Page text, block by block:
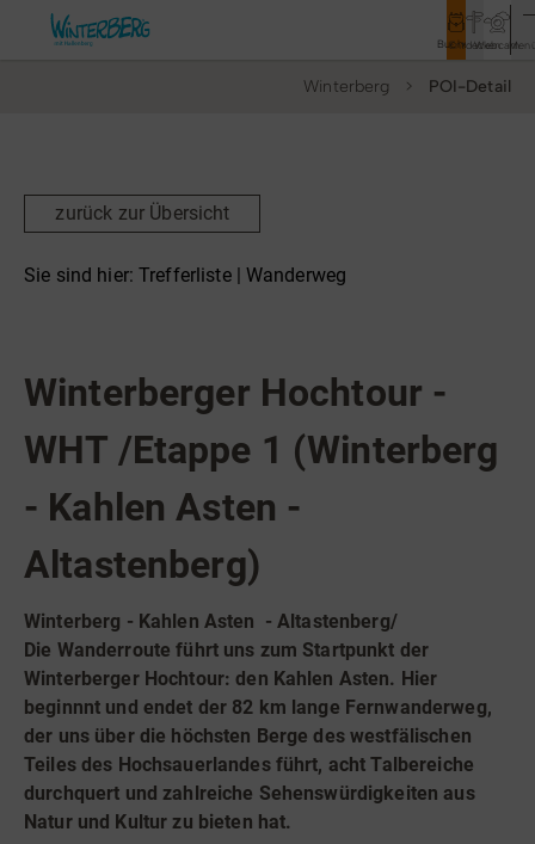
Buchen
Entdecken
Webcam
Rathaus
Vor Ort & Aktuelles
Veranstaltungen
Wandern
Tourist-Information
Winterberg POI-Detail
zurück zur Übersicht
Sie sind hier: Trefferliste | Wanderweg
Winterberger Hochtour -
WHT /Etappe 1 (Winterberg
- Kahlen Asten -
Altastenberg)
Winterberg - Kahlen Asten - Altastenberg/
Die Wanderroute führt uns zum Startpunkt der
Winterberger Hochtour: den Kahlen Asten. Hier
beginnnt und endet der 82 km lange Fernwanderweg,
der uns über die höchsten Berge des westfälischen
Teiles des Hochsauerlandes führt, acht Talbereiche
durchquert und zahlreiche Sehenswürdigkeiten aus
Natur und Kultur zu bieten hat.